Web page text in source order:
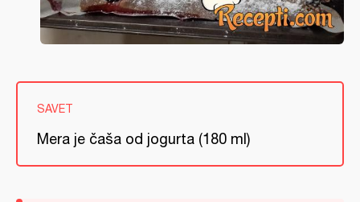
SAVET
Mera je čaša od jogurta (180 ml)